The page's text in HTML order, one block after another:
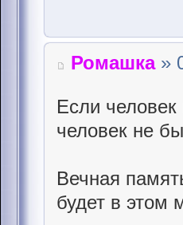
Ромашка»
Если человек
человек не
Вечная
будет в этом